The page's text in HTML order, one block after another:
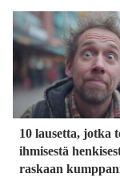
10 lausetta, jotka
ihmisestä
raskaan